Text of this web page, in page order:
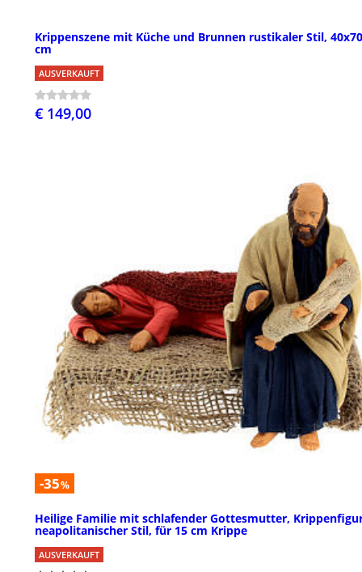
Krippenszene mit Küche und Brunnen rustikaler Stil,
cm
AUSVERKAUFT
€ 149,00
-35%
Heilige Familie mit schlafender Gottesmutter,
neapolitanischer Stil, für 15 cm Krippe
AUSVERKAUFT